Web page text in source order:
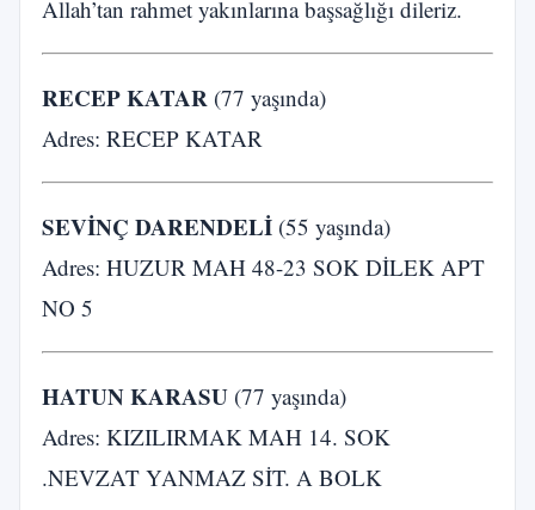
Allah’tan rahmet yakınlarına başsağlığı dileriz.
RECEP KATAR (77 yaşında)
Adres: RECEP KATAR
SEVİNÇ DARENDELİ (55 yaşında)
Adres: HUZUR MAH 48-23 SOK DİLEK APT
NO 5
HATUN KARASU (77 yaşında)
Adres: KIZILIRMAK MAH 14. SOK
.NEVZAT YANMAZ SİT. A BOLK